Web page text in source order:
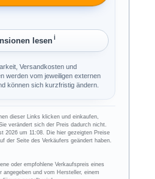
lesen ℹ︎
Versandkosten und
werden vom jeweiligen externen
können sich kurzfristig ändern.
dieser Links klicken und einkaufen,
verändert sich der Preis dadurch nicht.
2026 um 11:08. Die hier gezeigten Preise
der Seite des Verkäufers geändert haben.
oder empfohlene Verkaufspreis eines
und vom Hersteller, einem